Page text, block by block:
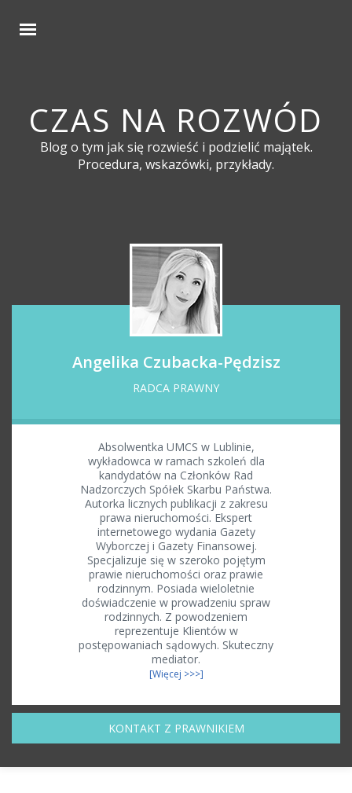
CZAS NA ROZWÓD
Blog o tym jak się rozwieść i podzielić majątek.
Procedura, wskazówki, przykłady.
Angelika Czubacka-Pędzisz
RADCA PRAWNY
Absolwentka UMCS w Lublinie,
wykładowca w ramach szkoleń dla
kandydatów na Członków Rad
Nadzorczych Spółek Skarbu Państwa.
Autorka licznych publikacji z zakresu
prawa nieruchomości. Ekspert
internetowego wydania Gazety
Wyborczej i Gazety Finansowej.
Specjalizuje się w szeroko pojętym
prawie nieruchomości oraz prawie
rodzinnym. Posiada wieloletnie
doświadczenie w prowadzeniu spraw
rodzinnych. Z powodzeniem
reprezentuje Klientów w
postępowaniach sądowych. Skuteczny
mediator.
[Więcej >>>]
KONTAKT Z PRAWNIKIEM